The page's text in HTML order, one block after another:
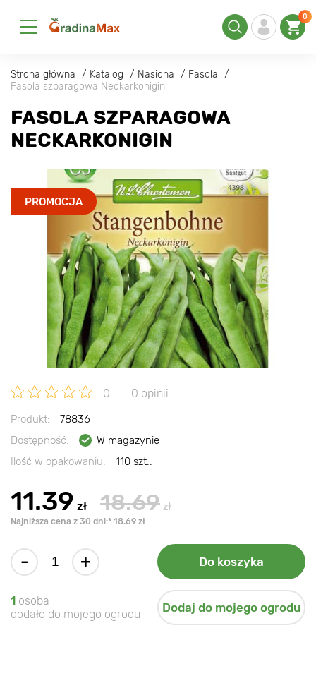
0
Strona główna Katalog Nasiona
Fasola
Fasola szparagowa Neckarkonigin
FASOLA SZPARAGOWA
NECKARKONIGIN
PROMOCJA
0 0 opinii
Produkt:
78836
Dostępność:
W magazynie
Ilość w opakowaniu:
110 szt..
11.39 zł 18.69 zł
Najniższa cena z 30 dni:* 18.69 zł
- + Do koszyka
1 osoba
dodało do mojego ogrodu
Dodaj do mojego ogrodu